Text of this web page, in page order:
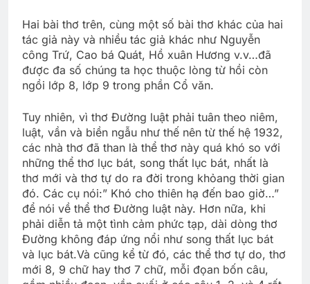
Hai bài thơ trên, cùng một số bài thơ khác của hai
tác giả này và nhiều tác giả khác như Nguyễn
công Trứ, Cao bá Quát, Hồ xuân Hương v.v…đã
được đa số chúng ta học thuộc lòng từ hồi còn
ngồi lớp 8, lớp 9 trong phần Cổ văn.
Tuy nhiên, vì thơ Đường luật phải tuân theo niêm,
luật, vần và biền ngẫu như thế nên từ thế hệ 1932,
các nhà thơ đã than là thể thơ này quá khó so với
những thể thơ lục bát, song thất lục bát, nhất là
thơ mới và thơ tự do ra đời trong khỏang thời gian
đó. Các cụ nói:” Khó cho thiên hạ đến bao giờ…”
để nói về thể thơ Đường luật này. Hơn nữa, khi
phải diễn tả một tình cảm phức tạp, dài dòng thơ
Đường không đáp ứng nổi như song thất lục bát
và lục bát.Và cũng kể từ đó, các thể thơ tự do, thơ
mới 8, 9 chữ hay thơ 7 chữ, mỗi đọan bốn câu,